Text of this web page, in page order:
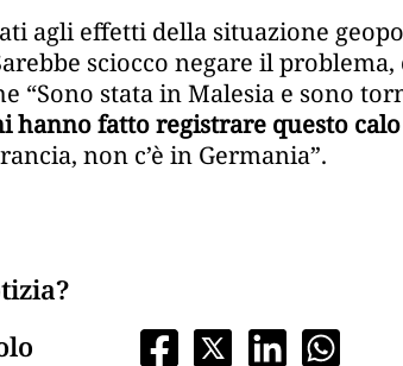
agli effetti della situazione
sciocco negare il
“Sono stata in Malesia e sono
hanno fatto registrare questo
non c’è in Germania”.